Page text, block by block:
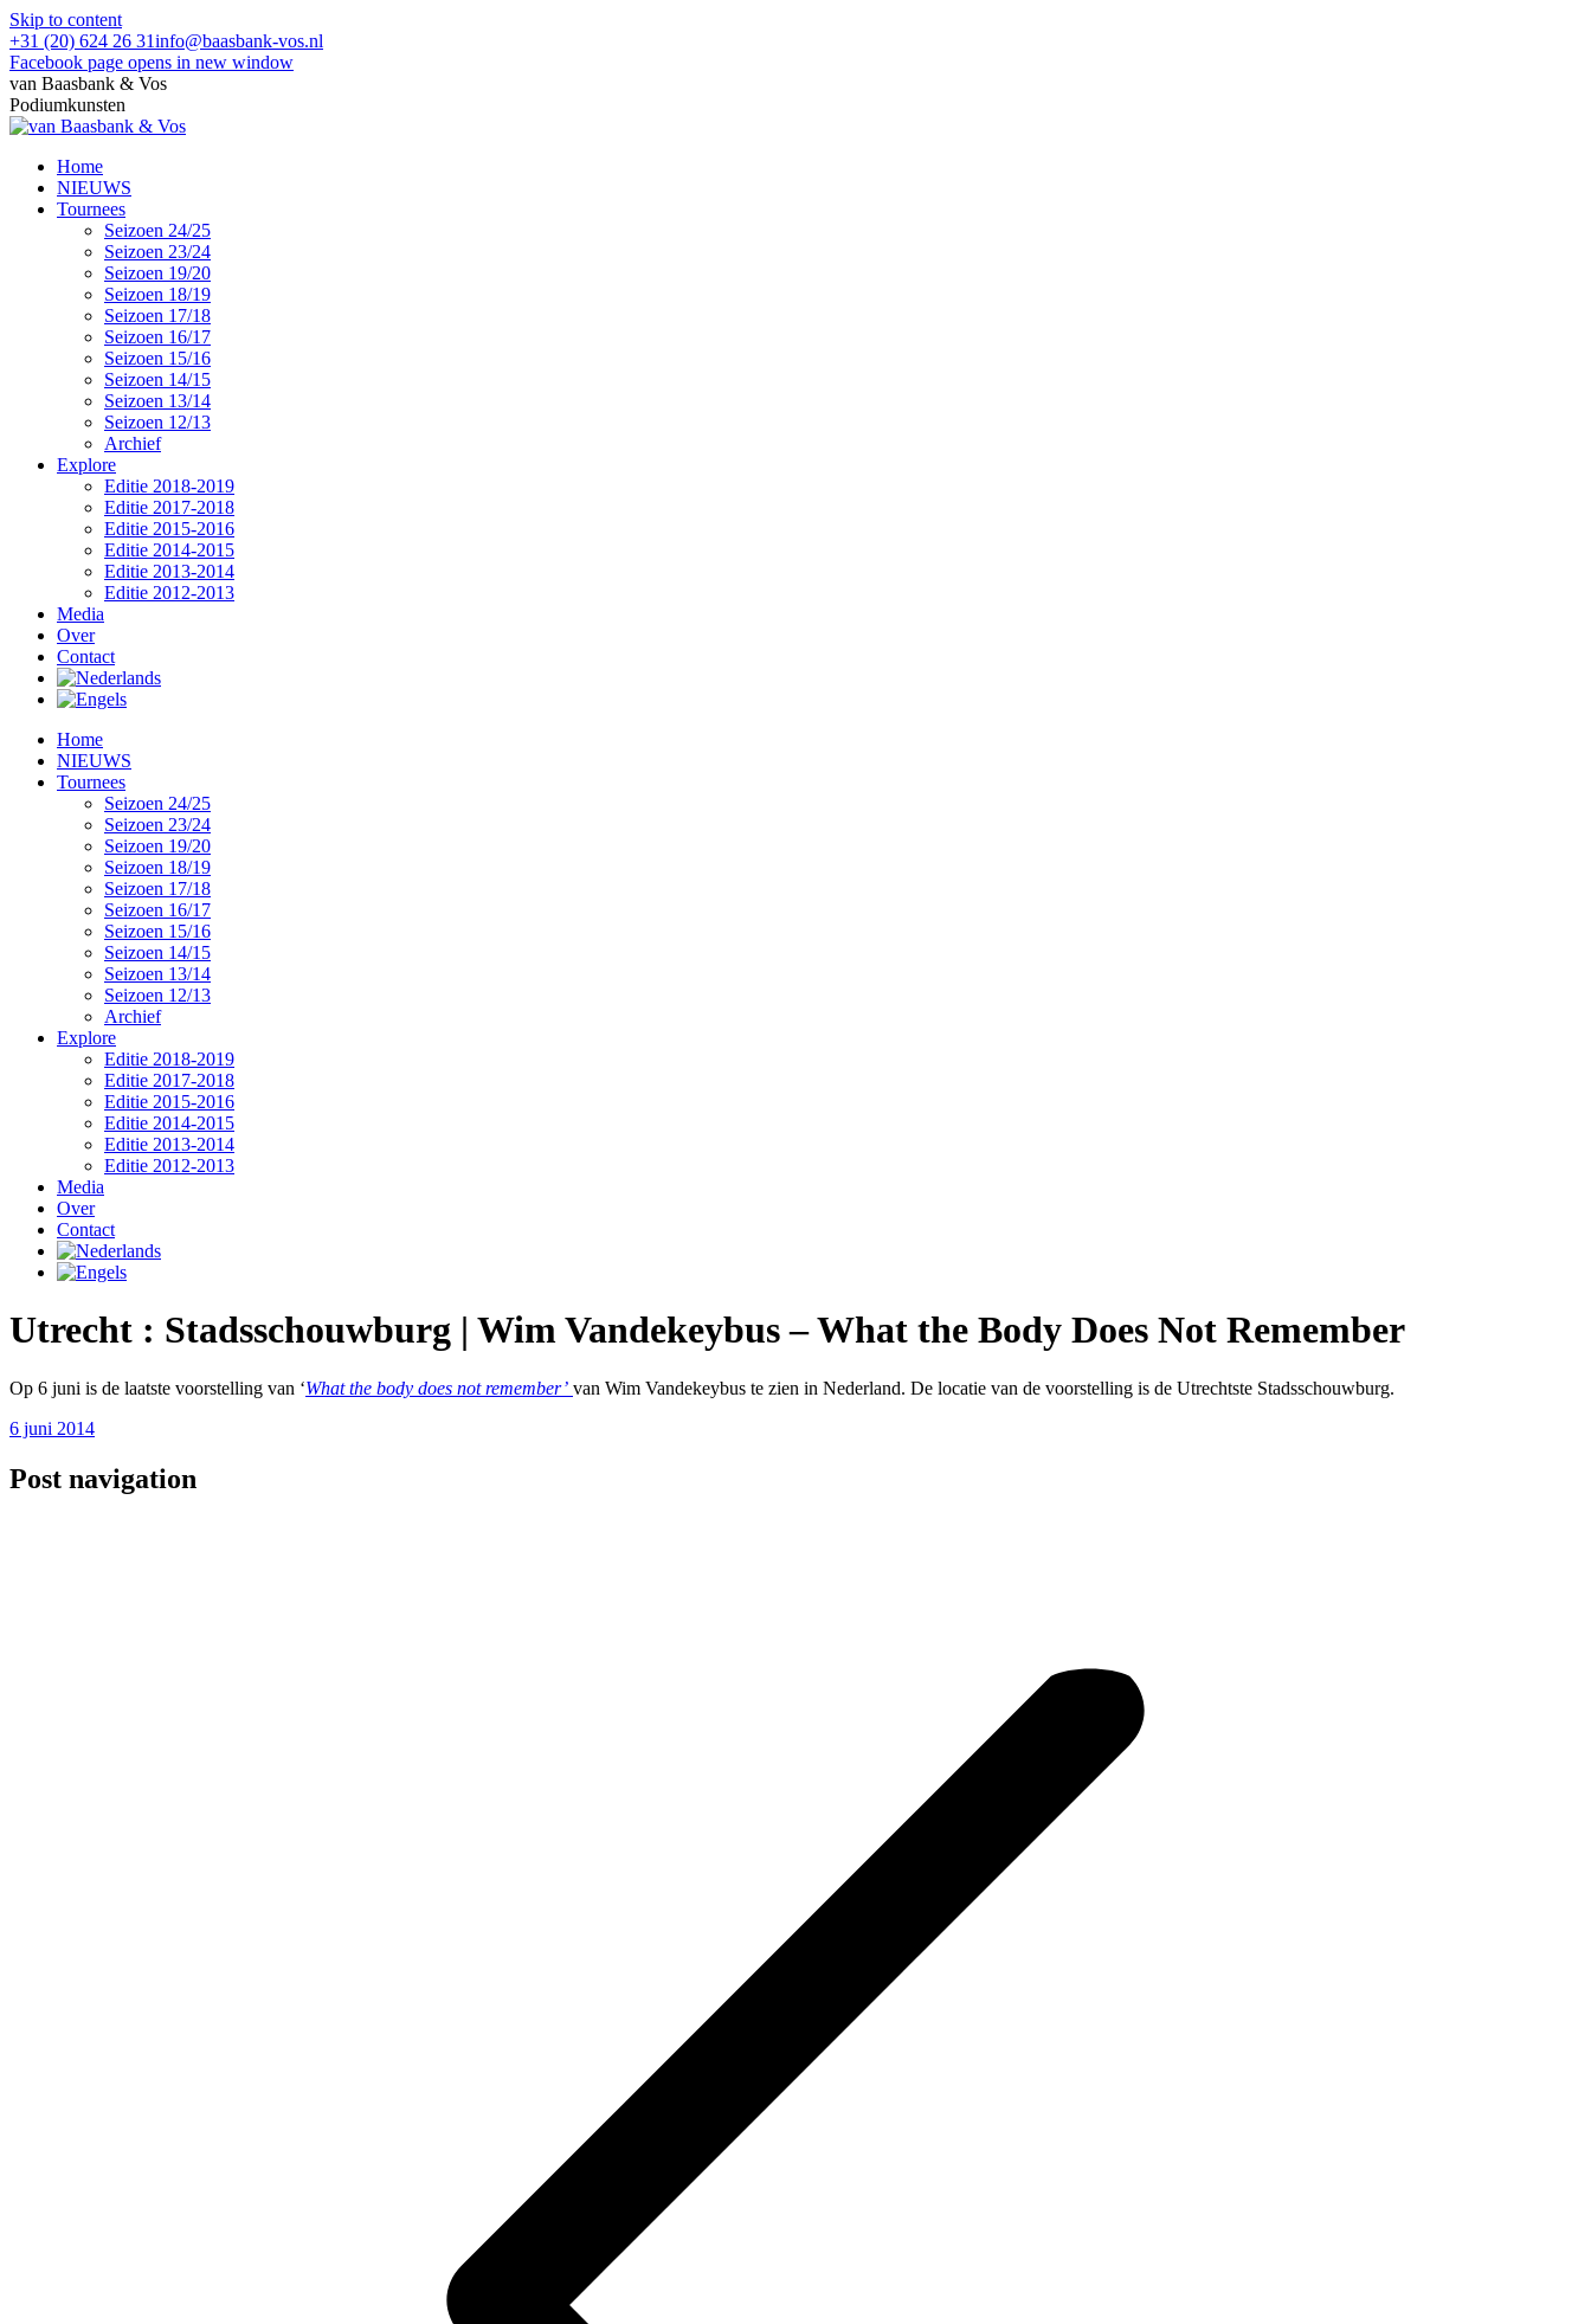
Skip to content
+31 (20) 624 26 31info@baasbank-vos.nl
Facebook page opens in new window
van Baasbank & Vos
Podiumkunsten
Home
NIEUWS
Tournees
Seizoen 24/25
Seizoen 23/24
Seizoen 19/20
Seizoen 18/19
Seizoen 17/18
Seizoen 16/17
Seizoen 15/16
Seizoen 14/15
Seizoen 13/14
Seizoen 12/13
Archief
Explore
Editie 2018-2019
Editie 2017-2018
Editie 2015-2016
Editie 2014-2015
Editie 2013-2014
Editie 2012-2013
Media
Over
Contact
Home
NIEUWS
Tournees
Seizoen 24/25
Seizoen 23/24
Seizoen 19/20
Seizoen 18/19
Seizoen 17/18
Seizoen 16/17
Seizoen 15/16
Seizoen 14/15
Seizoen 13/14
Seizoen 12/13
Archief
Explore
Editie 2018-2019
Editie 2017-2018
Editie 2015-2016
Editie 2014-2015
Editie 2013-2014
Editie 2012-2013
Media
Over
Contact
Utrecht : Stadsschouwburg | Wim Vandekeybus – What the Body Does Not Remember
Op 6 juni is de laatste voorstelling van ‘What the body does not remember’ van Wim Vandekeybus te zien in Nederland. De locatie van de voorstelling is de Utrechtste Stadsschouwburg.
6 juni 2014
Post navigation